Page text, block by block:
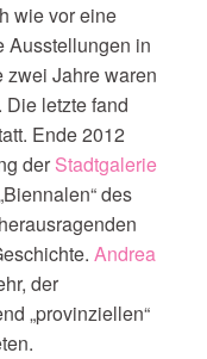
wie vor eine
Ausstellungen in
Jahre waren
letzte fand
Ende 2012
der Stadtgalerie
des
Andrea
der
„provinziellen“